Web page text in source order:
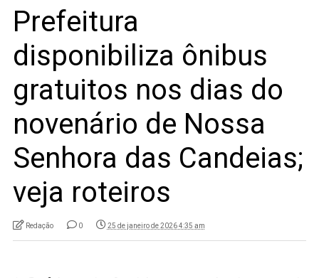
Prefeitura
disponibiliza ônibus
gratuitos nos dias do
novenário de Nossa
Senhora das Candeias;
veja roteiros
Redação 0 25 de janeiro de 2026 4:35 am